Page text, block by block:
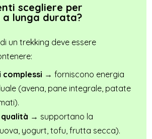
scegliere per
a lunga durata?
un trekking deve essere
→ forniscono energia
(avena, pane integrale, patate
→ supportano la
yogurt, tofu, frutta secca).